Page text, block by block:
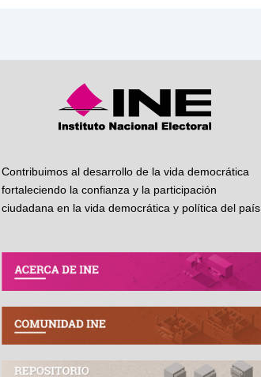
Contribuimos al desarrollo de la vida democrática
fortaleciendo la confianza y la participación
ciudadana en la vida democrática y política del país.